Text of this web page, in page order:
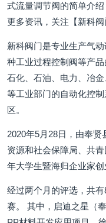
式流量调节阀的简单介
更多资讯，关注【新科阀
新科阀门是专业生产气
种工业过程控制阀等产
石化、石油、电力、冶
等工业部门的自动化控
区。
2020年5月28日，由奉
资源和社会保障局、共
年大学生暨海归企业家创
经过两个月的评选，共
赛。 其中，启迪之星（